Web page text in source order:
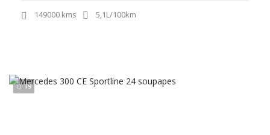
149000 kms 5,1L/100km
19